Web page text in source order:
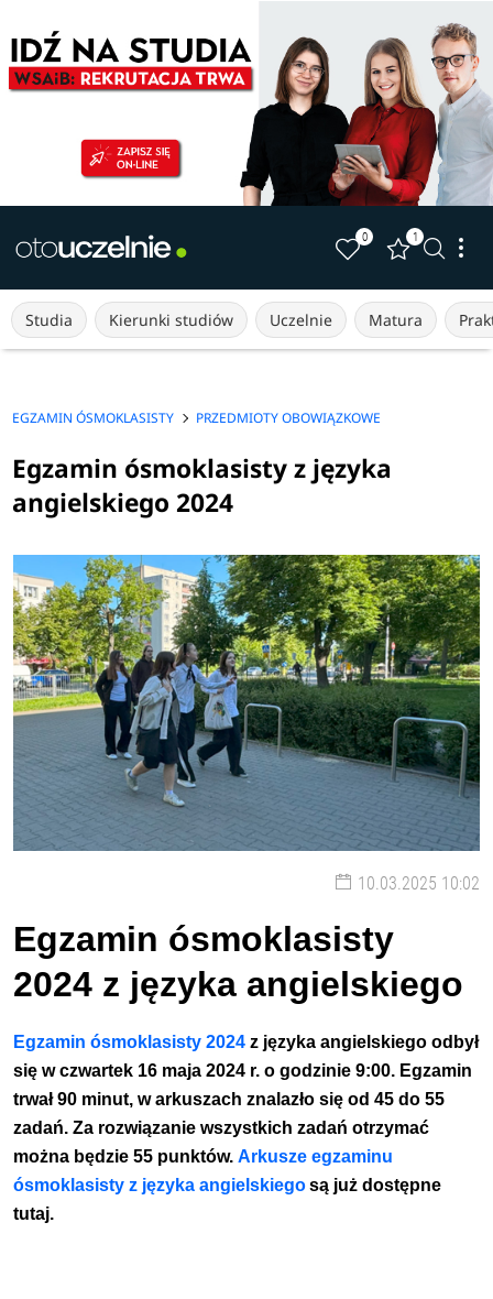
0 1
Studia Kierunki studiów Uczelnie Matura
EGZAMIN ÓSMOKLASISTY PRZEDMIOTY OBOWIĄZKOWE
Egzamin ósmoklasisty z języka
angielskiego 2024
10.03.2025 10:02
Egzamin ósmoklasisty
2024 z języka angielskiego
Egzamin ósmoklasisty 2024 z języka angielskiego odbył
sięw czwartek 16 maja 2024 r. o godzinie 9:00. Egzamin
trwał 90 minut, w arkuszach znalazło sięod 45 do 55
zadań. Za rozwiązanie wszystkich zadań otrzymać
można będzie 55 punktów.Arkusze egzaminu
ósmoklasisty z języka angielskiegosą już dostępne
tutaj.